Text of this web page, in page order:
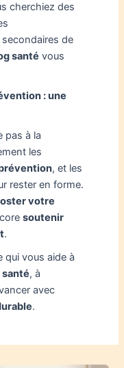
cherchiez des
de
santé vous
: une
pas à la
les
, et les
rester en forme.
votre
soutenir
.
qui vous aide à
, à
avec
.